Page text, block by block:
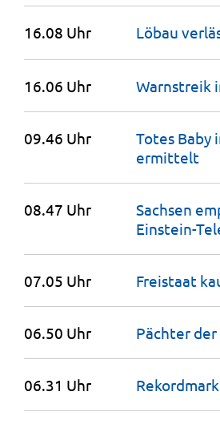
16.08 Uhr Löbau
16.06 Uhr Warnstreik
09.46 Uhr
Totes Baby
ermittelt
08.47 Uhr
Sachsen
Einstein-
07.05 Uhr Freistaat
06.50 Uhr Pächter
06.31 Uhr